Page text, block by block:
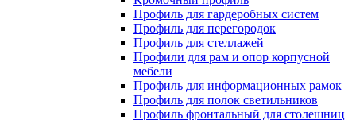
Профиль для гардеробных систем
Профиль для перегородок
Профиль для стеллажей
Профили для рам и опор корпусной
мебели
Профиль для информационных рамок
Профиль для полок светильников
Профиль фронтальный для столешниц